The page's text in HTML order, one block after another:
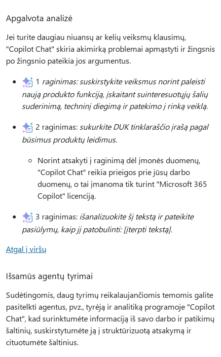
Apgalvota analizė
Jei turite daugiau niuansų ar kelių veiksmų klausimų,
"Copilot Chat" skiria akimirką problemai apmąstyti ir žingsnis
po žingsnio pateikia jos argumentus.
1 raginimas: suskirstykite veiksmus norint paleisti
naują produkto funkciją, įskaitant suinteresuotųjų šalių
suderinimą, techninį diegimą ir patekimo į rinką veiklą.
2 raginimas: sukurkite DUK tinklaraščio įrašą pagal
būsimus produktų leidimus.
Norint atsakyti į raginimą dėl įmonės duomenų,
"Copilot Chat" reikia prieigos prie jūsų darbo
duomenų, o tai įmanoma tik turint "Microsoft 365
Copilot" licenciją.
3 raginimas: išanalizuokite šį tekstą ir pateikite
pasiūlymų, kaip jį patobulinti: [įterpti tekstą].
Atgal į viršų
Išsamūs agentų tyrimai
Sudėtingomis, daug tyrimų reikalaujančiomis temomis galite
pasitelkti agentus, pvz., tyrėją ir analitiką programoje "Copilot
Chat", kad surinktumėte informaciją iš savo darbo ir patikimų
šaltinių, suskirstytumėte ją į struktūrizuotą atsakymą ir
cituotumėte šaltinius.